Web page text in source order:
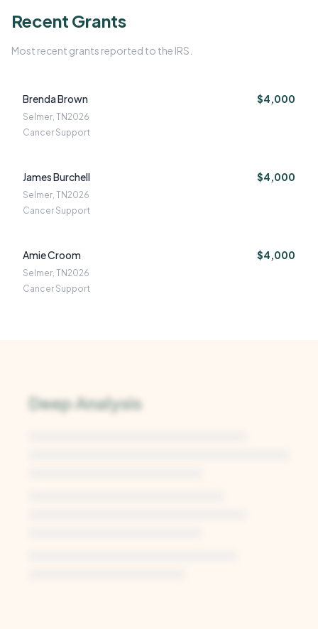
Recent Grants
Most recent grants reported to the IRS.
Brenda Brown $4,000
Selmer, TN2026
Cancer Support
James Burchell $4,000
Selmer, TN2026
Cancer Support
Amie Croom $4,000
Selmer, TN2026
Cancer Support
Deep Analysis